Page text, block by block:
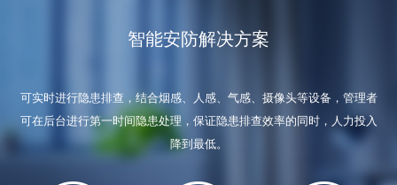
智能安防解决方案
可实时进行隐患排查，结合烟感、人感、气感、摄像头等设备，管理者
可在后台进行第一时间隐患处理，保证隐患排查效率的同时，人力投入
降到最低。